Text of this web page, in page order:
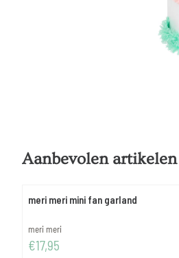
Aanbevolen
meri meri mini fan garland
Merk:
meri meri
Prijs: 17,95
€17,95